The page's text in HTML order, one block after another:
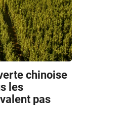
chinoise
les
pas